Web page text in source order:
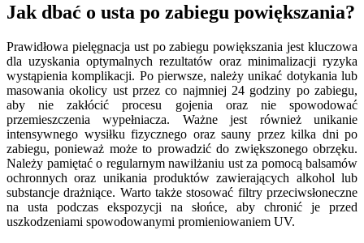
Jak dbać o usta po zabiegu powiększania?
Prawidłowa pielęgnacja ust po zabiegu powiększania jest kluczowa
dla uzyskania optymalnych rezultatów oraz minimalizacji ryzyka
wystąpienia komplikacji. Po pierwsze, należy unikać dotykania lub
masowania okolicy ust przez co najmniej 24 godziny po zabiegu,
aby nie zakłócić procesu gojenia oraz nie spowodować
przemieszczenia wypełniacza. Ważne jest również unikanie
intensywnego wysiłku fizycznego oraz sauny przez kilka dni po
zabiegu, ponieważ może to prowadzić do zwiększonego obrzęku.
Należy pamiętać o regularnym nawilżaniu ust za pomocą balsamów
ochronnych oraz unikania produktów zawierających alkohol lub
substancje drażniące. Warto także stosować filtry przeciwsłoneczne
na usta podczas ekspozycji na słońce, aby chronić je przed
uszkodzeniami spowodowanymi promieniowaniem UV.